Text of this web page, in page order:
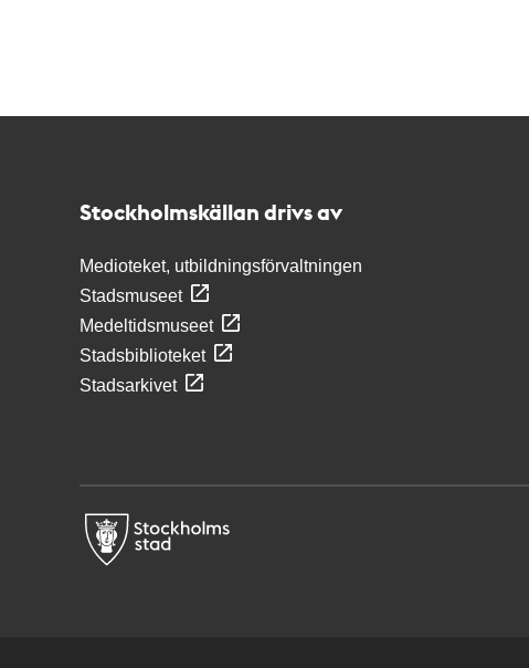
Stockholmskällan drivs av
Medioteket, utbildningsförvaltningen
Stadsmuseet
Medeltidsmuseet
Stadsbiblioteket
Stadsarkivet